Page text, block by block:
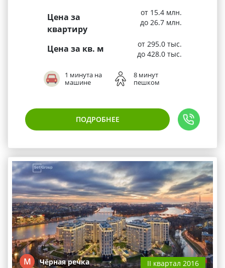
Цена за
квартиру
от 15.4 млн.
до 26.7 млн.
Цена за кв. м
от 295.0 тыс.
до 428.0 тыс.
1 минута на
машине
8 минут
пешком
ПОДРОБНЕЕ
М Чёрная речка II квартал 2016